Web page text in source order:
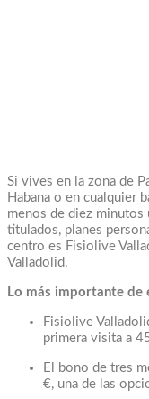
Si vives en la zona de
Habana o en cualquier
menos de diez
titulados, planes
centro es Fisiolive
Valladolid.
Lo más importante de
Fisiolive
primera visita a
El bono de tres
€, una de las